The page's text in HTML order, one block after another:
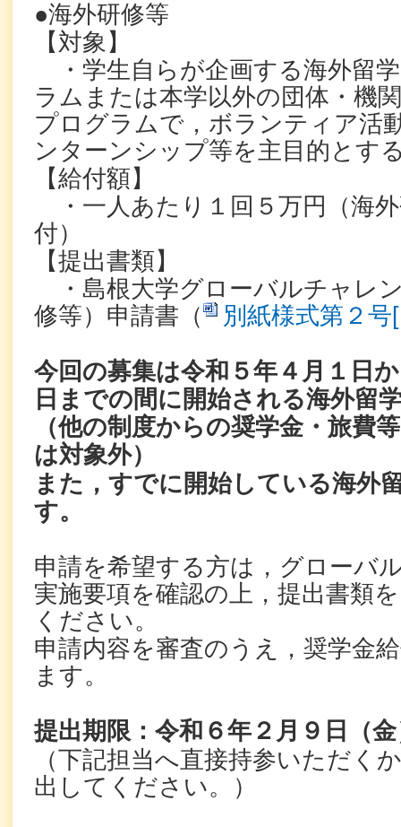
●海外研修等
【対象】
・学生自らが企画する海外留
ラムまたは本学以外の団体・機
プログラムで，ボランティア活
ンターンシップ等を主目的とす
【給付額】
・一人あたり１回５万円（海
付）
【提出書類】
・島根大学グローバルチャレ
修等）申請書（
別紙様式第２
今回の募集は令和５年４月１日
日までの間に開始される海外留
（他の制度からの奨学金・旅費
は対象外）
また，すでに開始している海外
す。
申請を希望する方は，グローバ
実施要項を確認の上，提出書類
ください。
申請内容を審査のうえ，奨学金
ます。
提出期限：令和６年２月９日（
（下記担当へ直接持参いただく
出してください。）